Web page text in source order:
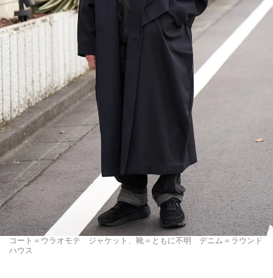
コート＝ウラオモテ ジャケット、靴＝ともに不明 デニム＝ラウンド
ハウス